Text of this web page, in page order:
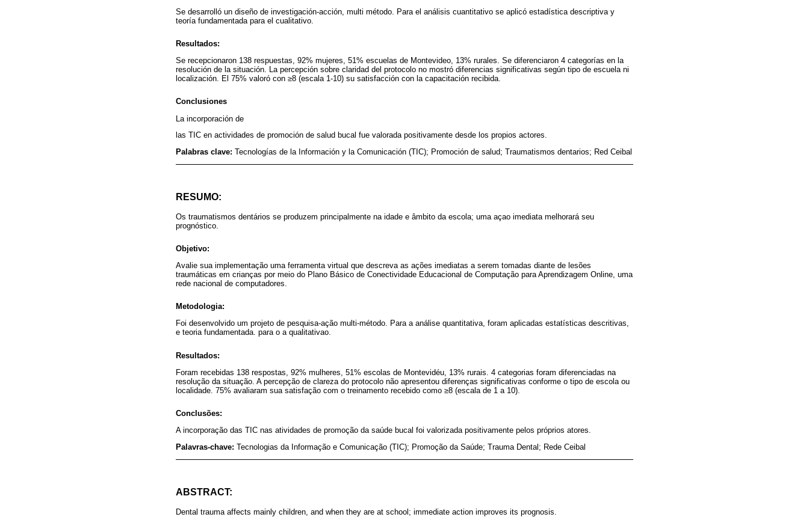
Se desarrolló un diseño de investigación-acción, multi método. Para el análisis cuantitativo se aplicó estadística descriptiva y
teoría fundamentada para el cualitativo.
Resultados:
Se recepcionaron 138 respuestas, 92% mujeres, 51% escuelas de Montevideo, 13% rurales. Se diferenciaron 4 categorías en la
resolución de la situación. La percepción sobre claridad del protocolo no mostró diferencias significativas según tipo de escuela ni
localización. El 75% valoró con ≥8 (escala 1-10) su satisfacción con la capacitación recibida.
Conclusiones
La incorporación de
las TIC en actividades de promoción de salud bucal fue valorada positivamente desde los propios actores.
Palabras clave: Tecnologías de la Información y la Comunicación (TIC); Promoción de salud; Traumatismos dentarios; Red Ceibal
RESUMO:
Os traumatismos dentários se produzem principalmente na idade e âmbito da escola; uma açao imediata melhorará seu
prognóstico.
Objetivo:
Avalie sua implementação uma ferramenta virtual que descreva as ações imediatas a serem tomadas diante de lesões
traumáticas em crianças por meio do Plano Básico de Conectividade Educacional de Computação para Aprendizagem Online, uma
rede nacional de computadores.
Metodologia:
Foi desenvolvido um projeto de pesquisa-ação multi-método. Para a análise quantitativa, foram aplicadas estatísticas descritivas,
e teoria fundamentada. para o a qualitativao.
Resultados:
Foram recebidas 138 respostas, 92% mulheres, 51% escolas de Montevidéu, 13% rurais. 4 categorias foram diferenciadas na
resolução da situação. A percepção de clareza do protocolo não apresentou diferenças significativas conforme o tipo de escola ou
localidade. 75% avaliaram sua satisfação com o treinamento recebido como ≥8 (escala de 1 a 10).
Conclusões:
A incorporação das TIC nas atividades de promoção da saúde bucal foi valorizada positivamente pelos próprios atores.
Palavras-chave: Tecnologias da Informação e Comunicação (TIC); Promoção da Saúde; Trauma Dental; Rede Ceibal
ABSTRACT:
Dental trauma affects mainly children, and when they are at school; immediate action improves its prognosis.